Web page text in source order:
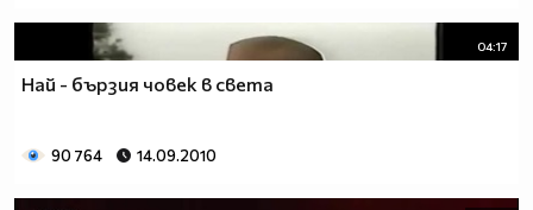
04:17
Най - бързия човек в света
90 764 14.09.2010